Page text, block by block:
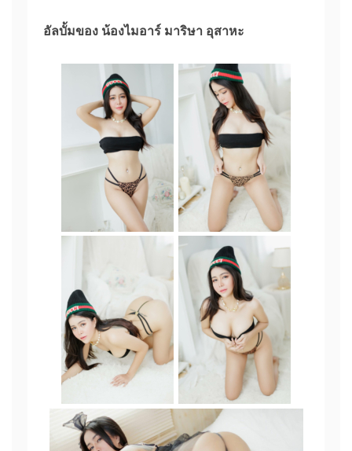
อัลบั้มของ น้องไมอาร์ มาริษา อุสาหะ